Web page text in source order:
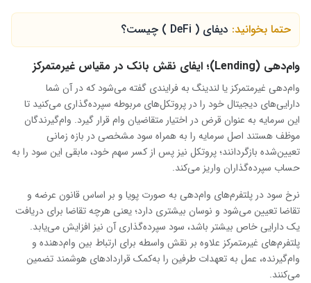
حتما بخوانید: دیفای ( DeFi ) چیست؟
وام‌دهی (Lending)؛ ایفای نقش بانک در مقیاس غیرمتمرکز
وام‌دهی غیرمتمرکز یا لندینگ به فرایندی گفته می‌شود که در آن شما
دارایی‌های دیجیتال خود را در پروتکل‌های مربوطه سپرده‌گذاری می‌کنید تا
این سرمایه به عنوان قرض در اختیار متقاضیان وام قرار گیرد. وام‌گیرندگان
موظف هستند اصل سرمایه را به همراه سود مشخصی در بازه زمانی
تعیین‌شده بازگردانند؛ پروتکل نیز پس از کسر سهم خود، مابقی این سود را به
حساب سپرده‌گذاران واریز می‌کند.
نرخ سود در پلتفرم‌های وام‌دهی به صورت پویا و بر اساس قانون عرضه و
تقاضا تعیین می‌شود و نوسان بیشتری دارد؛ یعنی هرچه تقاضا برای دریافت
یک دارایی خاص بیشتر باشد، سود سپرده‌گذاری آن نیز افزایش می‌یابد.
پلتفرم‌های غیرمتمرکز علاوه بر نقش واسطه برای ارتباط بین وام‌دهنده و
وام‌گیرنده، عمل به تعهدات طرفین را به‌کمک قراردادهای هوشمند تضمین
می‌کنند.